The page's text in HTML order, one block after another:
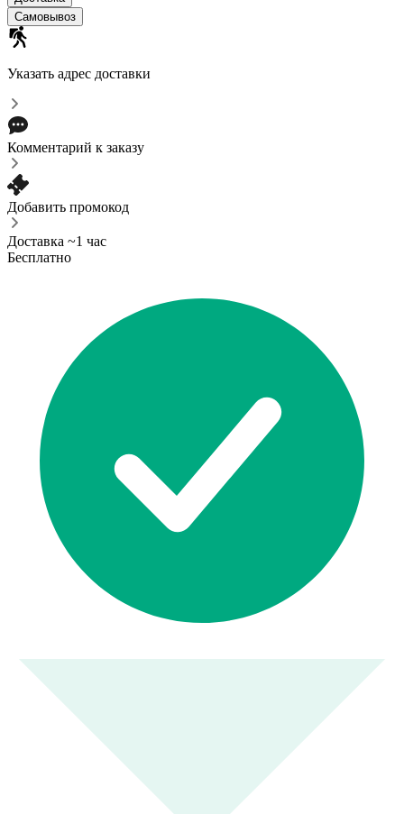
Самовывоз
Указать адрес доставки
Комментарий к заказу
Добавить промокод
Доставка ~1 час
Бесплатно